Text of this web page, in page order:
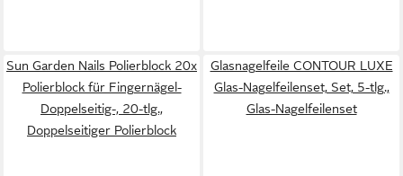
Sun Garden Nails Polierblock 20x
Polierblock für Fingernägel-
Doppelseitig-, 20-tlg.,
Doppelseitiger Polierblock
Glasnagelfeile CONTOUR LUXE
Glas-Nagelfeilenset, Set, 5-tlg.,
Glas-Nagelfeilenset